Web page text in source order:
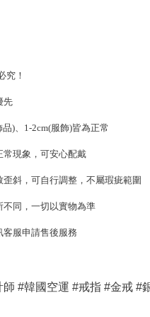
究！
先
)、1-2cm(服飾)皆為正常
現象，可安心配戴
斜，可自行調整，不屬瑕疵範圍
同，一切以實物為準
服申請售後服務
#韓國空運 #戒指 #金戒 #